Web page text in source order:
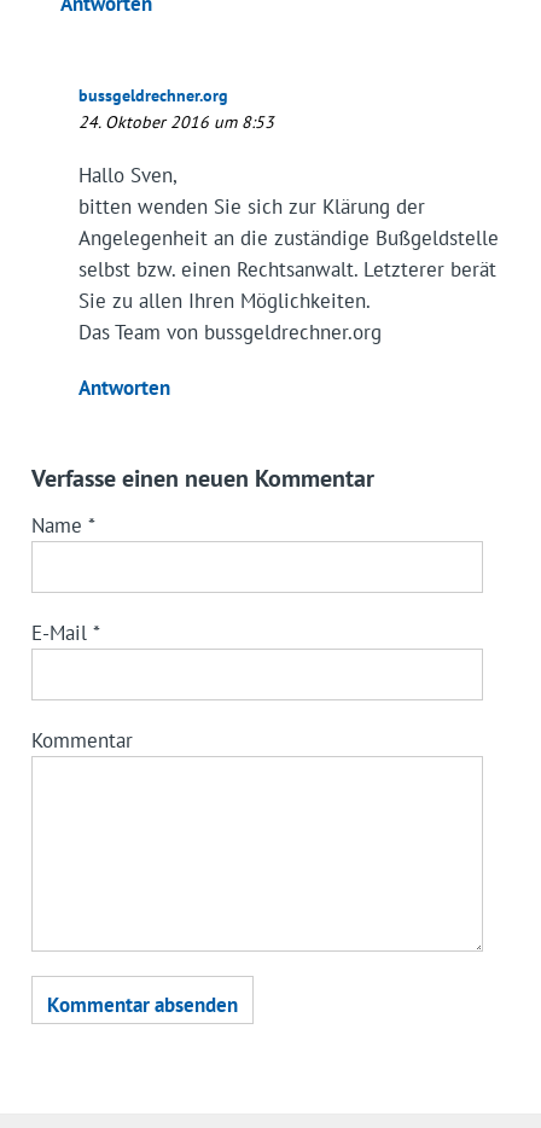
bussgeldrechner.org
24. Oktober 2016 um 8:53
Hallo Sven,
bitten wenden Sie sich zur Klärung der
Angelegenheit an die zuständige Bußgeldstelle
selbst bzw. einen Rechtsanwalt. Letzterer berät
Sie zu allen Ihren Möglichkeiten.
Das Team von bussgeldrechner.org
Antworten
Verfasse einen neuen Kommentar
Name *
E-Mail *
Kommentar